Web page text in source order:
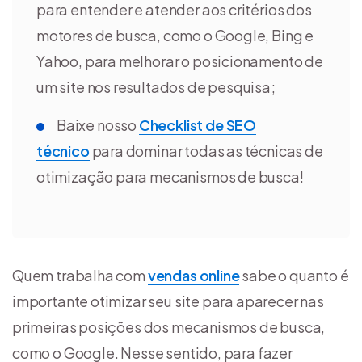
para entender e atender aos critérios dos
motores de busca, como o Google, Bing e
Yahoo, para melhorar o posicionamento de
um site nos resultados de pesquisa;
Baixe nosso Checklist de SEO
técnico para dominar todas as técnicas de
otimização para mecanismos de busca!
Quem trabalha comvendas onlinesabe o quanto é
importante otimizar seu site para aparecer nas
primeiras posições dos mecanismos de busca,
como o Google. Nesse sentido, para fazer